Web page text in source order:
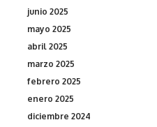
junio 2025
mayo 2025
abril 2025
marzo 2025
febrero 2025
enero 2025
diciembre 2024